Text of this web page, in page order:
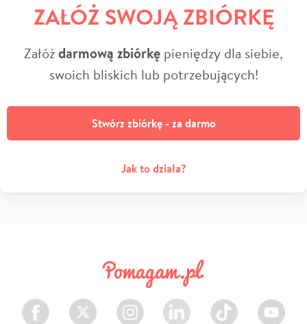
ZAŁÓŻ SWOJĄ ZBIÓRKĘ
Załóżdarmową zbiórkę pieniędzy dla siebie,
swoich bliskich lub potrzebujących!
Stwórz zbiórkę - za darmo
Jak to działa?
Facebook Twitter Instagram LinkedIn TikTok Youtube